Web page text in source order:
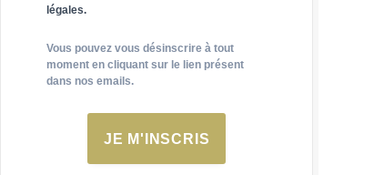
légales.
Vous pouvez vous désinscrire à tout
moment en cliquant sur le lien présent
dans nos emails.
JE M'INSCRIS